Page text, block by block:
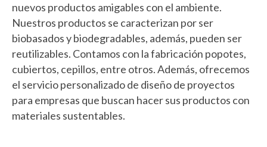
nuevos productos amigables con el ambiente.
Nuestros productos se caracterizan por ser
biobasados y biodegradables, además, pueden ser
reutilizables. Contamos con la fabricación popotes,
cubiertos, cepillos, entre otros. Además, ofrecemos
el servicio personalizado de diseño de proyectos
para empresas que buscan hacer sus productos con
materiales sustentables.